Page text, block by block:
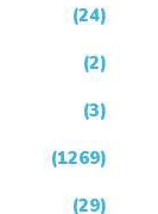
(24)
(2)
(3)
(1269)
(29)